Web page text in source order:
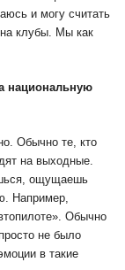
и могу считать
клубы. Мы как
национальную
Обычно те, кто
на выходные.
ощущаешь
Например,
Обычно
не было
в такие